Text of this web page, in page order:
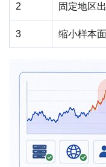
2 固定地区
3 缩小样本